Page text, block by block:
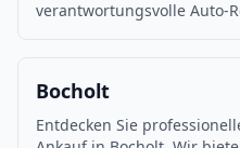
verantwortungsvolle Auto-
Bocholt
Entdecken Sie